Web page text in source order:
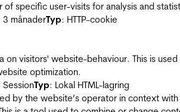
of specific user-visits for analysis and
3 månaderTyp: HTTP-cookie
on visitors' website-behaviour. This is
optimization.
SessionTyp: Lokal HTML-lagring
by the website’s operator in context with